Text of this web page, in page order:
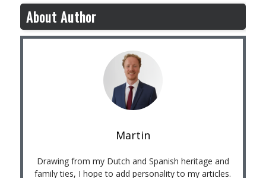
About Author
Martin
Drawing from my Dutch and Spanish heritage and
family ties, I hope to add personality to my articles.